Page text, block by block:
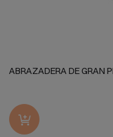
ABRAZADERA DE GRAN